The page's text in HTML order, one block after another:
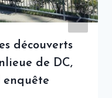
découverts
de DC,